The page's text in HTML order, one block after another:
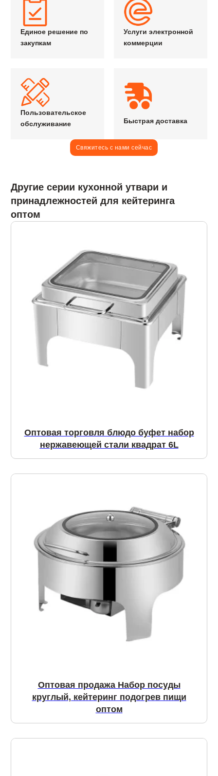
Единое решение по
закупкам
Услуги электронной
коммерции
Пользовательское
обслуживание
Быстрая доставка
Свяжитесь с нами сейчас
Другие серии кухонной утвари и
принадлежностей для кейтеринга
оптом
Оптовая торговля блюдо буфет набор
нержавеющей стали квадрат 6L
Оптовая продажа Набор посуды
круглый, кейтеринг подогрев пищи
оптом